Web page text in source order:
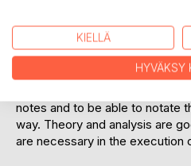
According to Zoltán Kodály
concepts and knowledge, but
authentic aim of music theory
to make known concepts and
notes and to be able to notate
way. Theory and analysis are
are necessary in the execution
KIELLÄ
HYVÄKSY